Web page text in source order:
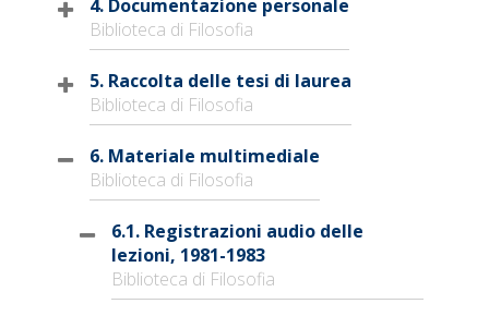
4. Documentazione personale
Biblioteca di Filosofia
5. Raccolta delle tesi di laurea
Biblioteca di Filosofia
6. Materiale multimediale
Biblioteca di Filosofia
6.1. Registrazioni audio delle
lezioni, 1981-1983
Biblioteca di Filosofia